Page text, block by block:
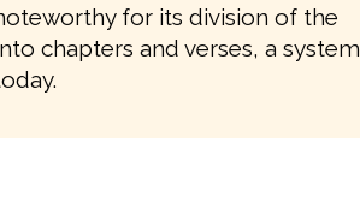
for its division of the
chapters and verses, a system